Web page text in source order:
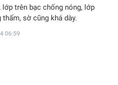
lớp trên bạc chống nóng, lớp
sờ cũng khá dày.
06:59